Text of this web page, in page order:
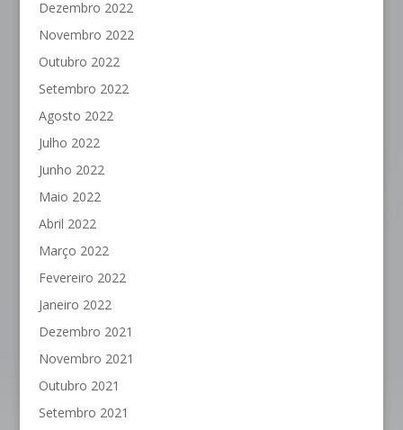
Dezembro 2022
Novembro 2022
Outubro 2022
Setembro 2022
Agosto 2022
Julho 2022
Junho 2022
Maio 2022
Abril 2022
Março 2022
Fevereiro 2022
Janeiro 2022
Dezembro 2021
Novembro 2021
Outubro 2021
Setembro 2021